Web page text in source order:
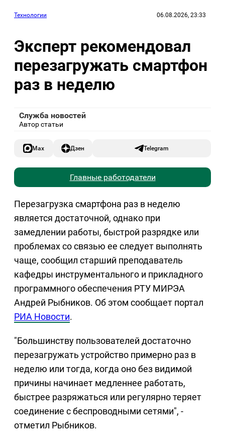
Технологии 06.08.2026, 23:33
Эксперт рекомендовал
перезагружать смартфон
раз в неделю
Служба новостей
Автор статьи
Max Дзен Telegram
Главные работодатели
Перезагрузка смартфона раз в неделю
является достаточной, однако при
замедлении работы, быстрой разрядке или
проблемах со связью ее следует выполнять
чаще, сообщил старший преподаватель
кафедры инструментального и прикладного
программного обеспечения РТУ МИРЭА
Андрей Рыбников. Об этом сообщает портал
РИА Новости.
"Большинству пользователей достаточно
перезагружать устройство примерно раз в
неделю или тогда, когда оно без видимой
причины начинает медленнее работать,
быстрее разряжаться или регулярно теряет
соединение с беспроводными сетями", -
отметил Рыбников.